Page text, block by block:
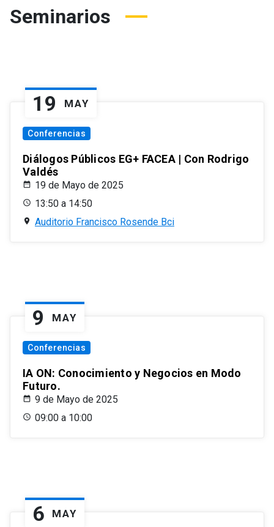
Seminarios
19 MAY
Conferencias
Diálogos Públicos EG+ FACEA | Con Rodrigo
Valdés
19 de Mayo de 2025
13:50 a 14:50
Auditorio Francisco Rosende Bci
9 MAY
Conferencias
IA ON: Conocimiento y Negocios en Modo
Futuro.
9 de Mayo de 2025
09:00 a 10:00
6 MAY